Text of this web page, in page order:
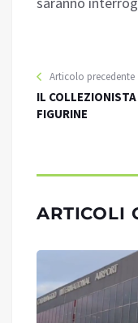
Articolo precedente
IL
FIGURINE
ARTICOLI